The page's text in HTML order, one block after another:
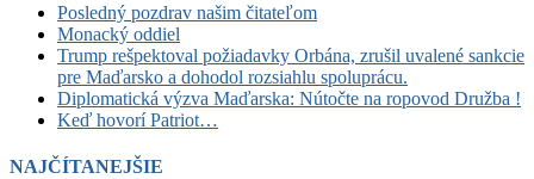
Posledný pozdrav našim čitateľom
Monacký oddiel
Trump rešpektoval požiadavky Orbána, zrušil uvalené sankcie
pre Maďarsko a dohodol rozsiahlu spoluprácu.
Diplomatická výzva Maďarska: Nútočte na ropovod Družba !
Keď hovorí Patriot…
NAJČÍTANEJŠIE